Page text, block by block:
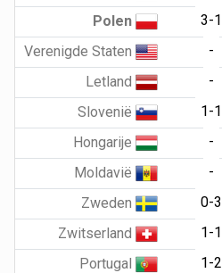
Polen
3-1
Verenigde Staten
-
Letland
-
Slovenië
1-1
Hongarije
-
Moldavië
-
Zweden
0-3
Zwitserland
1-1
Portugal
1-2